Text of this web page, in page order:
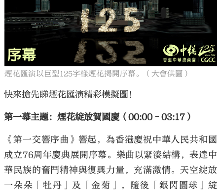
煙花匯演以巨型125字樣煙花揭開序幕。（大會供圖）
快來搶先睇煙花匯演精彩模擬圖！
第一幕主題：煙花綻放賀國慶（00:00–03:17）
《第一交響序曲》響起，為香港慶祝中華人民共和國
成立76周年慶典展開序幕。樂曲以緊湊結構，表達中
華民族的奮鬥精神與復興力量，充滿激情。天空綻放
一朵朵「牡丹」及「金菊」，隨後「銀閃圓球」綻